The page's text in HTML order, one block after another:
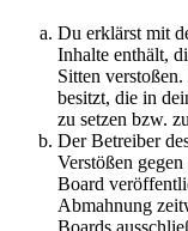
Du erklärst mit
Inhalte enthält,
Sitten
besitzt, die in
zu setzen bzw.
Der Betreiber
Verstößen
Board
Abmahnung
Boards